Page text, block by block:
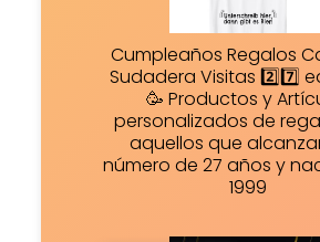
Cumpleaños Regalos
Sudadera Visitas 2️⃣7️⃣
🥳 Productos y
personalizados de
aquellos que
número de 27 años y
1999